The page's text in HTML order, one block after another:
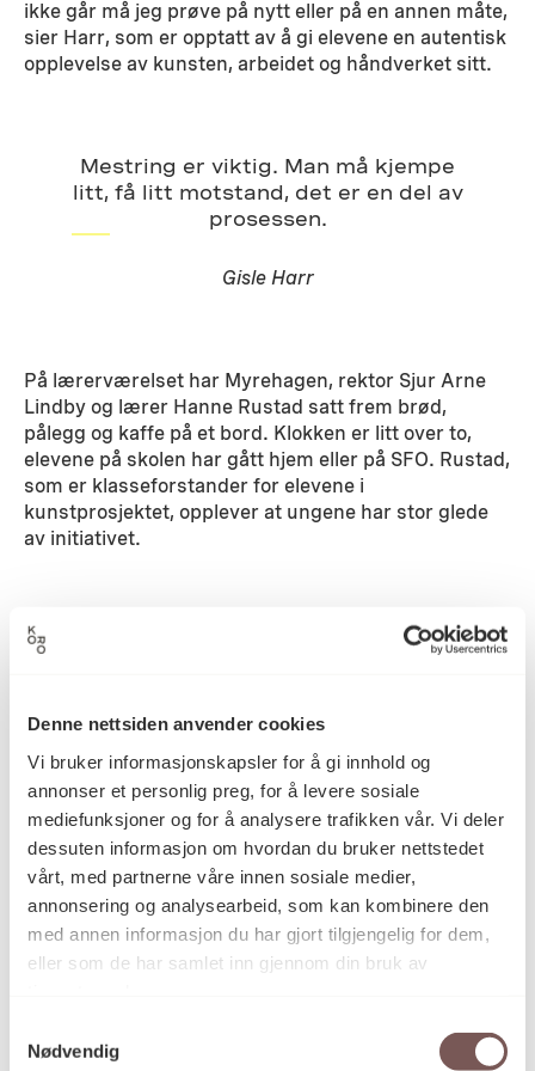
Denne nettsiden anvender cookies
Vi bruker informasjonskapsler for å gi innhold og
annonser et personlig preg, for å levere sosiale
mediefunksjoner og for å analysere trafikken vår. Vi deler
dessuten informasjon om hvordan du bruker nettstedet
vårt, med partnerne våre innen sosiale medier,
annonsering og analysearbeid, som kan kombinere den
med annen informasjon du har gjort tilgjengelig for dem,
eller som de har samlet inn gjennom din bruk av
Nødvendig
ikke går må jeg prøve på nytt eller på en annen måte,
sier Harr, som er opptatt av å gi elevene en autentisk
opplevelse av kunsten, arbeidet og håndverket sitt.
Mestring er viktig. Man må kjempe
litt, få litt motstand, det er en del av
prosessen.
Gisle Harr
På lærerværelset har Myrehagen, rektor Sjur Arne
Lindby og lærer Hanne Rustad satt frem brød,
pålegg og kaffe på et bord. Klokken er litt over to,
elevene på skolen har gått hjem eller på SFO. Rustad,
som er klasseforstander for elevene i
kunstprosjektet, opplever at ungene har stor glede
av initiativet.
– Ungene stortrives og lurer på når Gisle kommer
til når kunstneren er på besøk.
– Det blir fort at man tenker, oi, nå blir det kaos. Noen
av oss har jo litt kaosangst. Men det har vi bare godt
av å bli utfordret på.